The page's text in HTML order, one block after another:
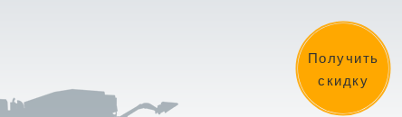
Получить
скидку